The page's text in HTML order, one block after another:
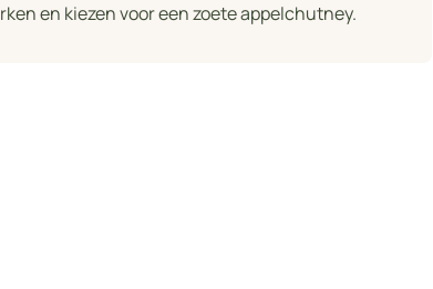
en kiezen voor een zoete appelchutney.